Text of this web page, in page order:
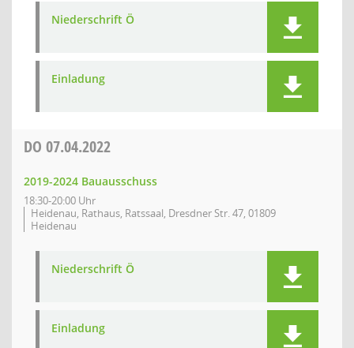
Niederschrift Ö
Einladung
DO 07.04.2022
2019-2024 Bauausschuss
18:30-20:00 Uhr
Heidenau, Rathaus, Ratssaal, Dresdner Str. 47, 01809
Heidenau
Niederschrift Ö
Einladung